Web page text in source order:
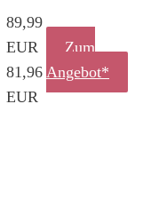
89,99
EUR
81,96
EUR
Zum
Angebot*